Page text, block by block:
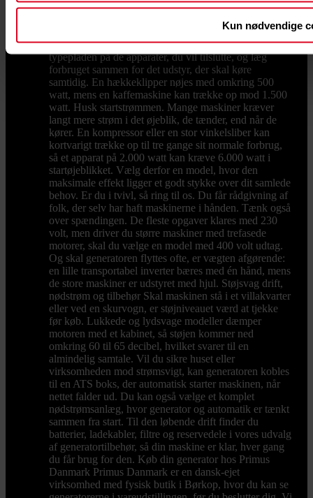
Kun nødvendige
eller vores Hyundai-generatorer, der spænder fra
kompakte invertere til store dieselanlæg. Sådan vælger
du den rigtige størrelse Størrelsen måles i watt, og
regnestykket er vigtigere end de fleste tror. Kig på
typepladen på de apparater, du vil tilslutte, og læg
forbruget sammen for det udstyr, der skal køre
samtidig. En hækkeklipper nøjes med omkring 500
watt, mens en kaffemaskine kan trække op mod 1.500
watt. Husk startstrømmen. Mange maskiner kræver
langt mere strøm i det øjeblik, de tænder, end når de
kører. En kompressor eller en stor vinkelsliber kan
kortvarigt trække op til tre gange sit normale forbrug,
så et apparat på 2.000 watt kan kræve 6.000 watt i
startøjeblikket. Vælg derfor en model, hvor den
maksimale effekt ligger et godt stykke over dit samlede
behov. Er du i tvivl, så ring til os. Du får rådgivning af
folk, der selv har haft maskinerne i hånden. Tænk også
over spændingen. De fleste opgaver klares med 230
volt, men driver du større maskiner med trefasede
motorer, skal du vælge en model med 400 volt udtag.
Og skal generatoren flyttes ofte, er vægten afgørende:
en lille transportabel inverter bæres med én hånd, mens
de store maskiner er udstyret med hjul. Støjsvag drift,
nødstrøm og tilbehør Skal maskinen stå i et villakvarter
eller ved en skurvogn, er støjniveauet værd at tjekke
før køb. Lukkede og lydsvage modeller dæmper
motoren med et kabinet, så støjen kommer ned
omkring 60 til 65 decibel, hvilket svarer til en
almindelig samtale. Vil du sikre huset eller
virksomheden mod strømsvigt, kan generatoren kobles
til en ATS boks, der automatisk starter maskinen, når
nettet falder ud. Du kan også vælge et komplet
nødstrømsanlæg, hvor generator og automatik er tænkt
sammen fra start. Til den løbende drift finder du
batterier, ladekabler, filtre og reservedele i vores udvalg
af generatortilbehør, så din maskine er klar, hver gang
du får brug for den. Køb din generator hos Primus
Danmark Primus Danmark er en dansk-ejet
virksomhed med fysisk butik i Børkop, hvor du kan se